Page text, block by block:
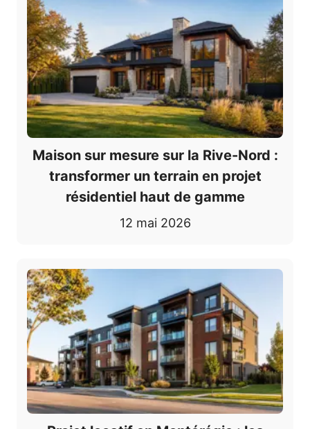
Maison sur mesure sur la Rive-Nord :
transformer un terrain en projet
résidentiel haut de gamme
12 mai 2026